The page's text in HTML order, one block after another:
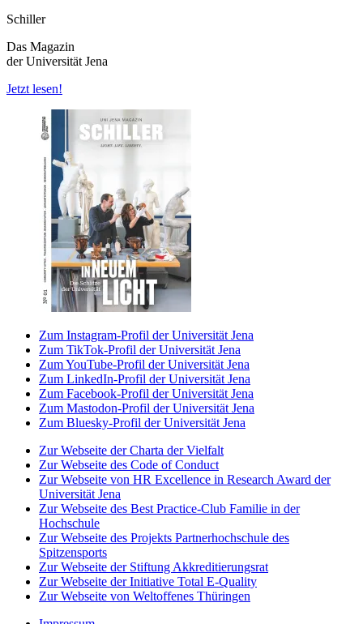
Schiller
Das Magazin
der Universität Jena
Jetzt lesen!
Zum Instagram-Profil der Universität Jena
Zum TikTok-Profil der Universität Jena
Zum YouTube-Profil der Universität Jena
Zum LinkedIn-Profil der Universität Jena
Zum Facebook-Profil der Universität Jena
Zum Mastodon-Profil der Universität Jena
Zum Bluesky-Profil der Universität Jena
Zur Webseite der Charta der Vielfalt
Zur Webseite des Code of Conduct
Zur Webseite von HR Excellence in Research Award der
Universität Jena
Zur Webseite des Best Practice-Club Familie in der
Hochschule
Zur Webseite des Projekts Partnerhochschule des
Spitzensports
Zur Webseite der Stiftung Akkreditierungsrat
Zur Webseite der Initiative Total E-Quality
Zur Webseite von Weltoffenes Thüringen